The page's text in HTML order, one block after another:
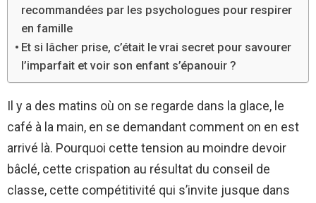
recommandées par les psychologues pour respirer
en famille
Et si lâcher prise, c’était le vrai secret pour savourer
l’imparfait et voir son enfant s’épanouir ?
Il y a des matins où on se regarde dans la glace, le
café à la main, en se demandant comment on en est
arrivé là. Pourquoi cette tension au moindre devoir
bâclé, cette crispation au résultat du conseil de
classe, cette compétitivité qui s’invite jusque dans